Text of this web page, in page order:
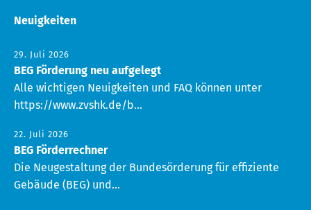
Neuigkeiten
29. Juli 2026
BEG Förderung neu aufgelegt
Alle wichtigen Neuigkeiten und FAQ können unter
https://www.zvshk.de/b...
22. Juli 2026
BEG Förderrechner
Die Neugestaltung der Bundesörderung für effiziente
Gebäude (BEG) und...